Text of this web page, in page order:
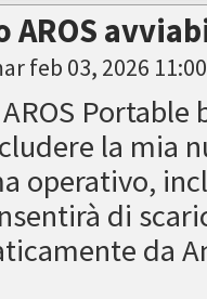
AROS
feb 03, 2026
Portable
la mia
operativo,
di
da